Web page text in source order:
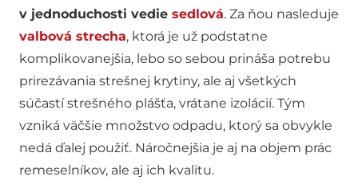
v jednoduchosti vedie sedlová. Za ňou nasleduje
valbová strecha, ktorá je už podstatne
komplikovanejšia, lebo so sebou prináša potrebu
prirezávania strešnej krytiny, ale aj všetkých
súčastí strešného plášťa, vrátane izolácií. Tým
vzniká väčšie množstvo odpadu, ktorý sa obvykle
nedá ďalej použiť. Náročnejšia je aj na objem prác
remeselníkov, ale aj ich kvalitu.